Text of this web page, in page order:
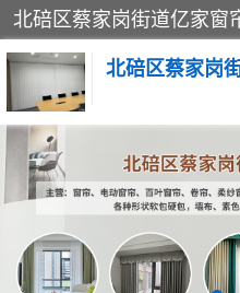
北碚区蔡家岗
软包硬包
窗帘